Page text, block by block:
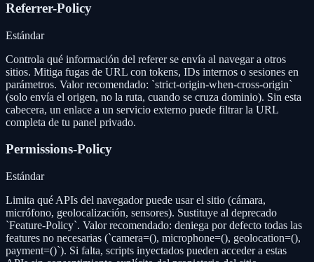
Referrer-Policy
Estándar
Controla qué información del referer se envía al navegar a otros
sitios. Mitiga fugas de URL con tokens, IDs internos o sesiones en
parámetros. Valor recomendado: `strict-origin-when-cross-origin`
(solo envía el origen, no la ruta, cuando se cruza dominio). Sin esta
cabecera, un enlace a un servicio externo puede filtrar la URL
completa de tu panel privado.
Permissions-Policy
Estándar
Limita qué APIs del navegador puede usar el sitio (cámara,
micrófono, geolocalización, sensores). Sustituye al deprecado
`Feature-Policy`. Valor recomendado: deniega por defecto todas las
features no necesarias (`camera=(), microphone=(), geolocation=(),
payment=()`). Si falta, scripts inyectados pueden acceder a estas